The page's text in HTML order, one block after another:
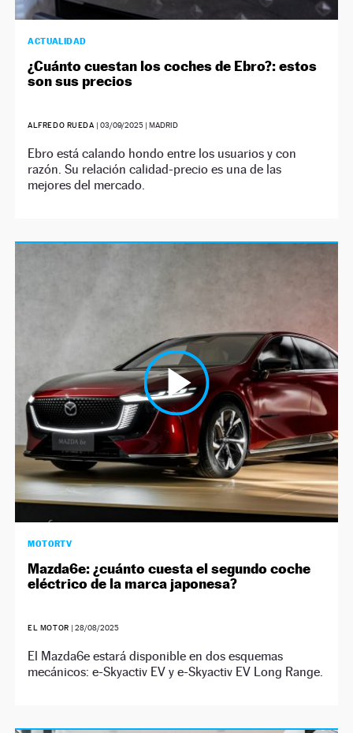
ACTUALIDAD
¿Cuánto cuestan los coches de Ebro?: estos
son sus precios
ALFREDO RUEDA | 03/09/2025| MADRID
Ebro está calando hondo entre los usuarios y con
razón. Su relación calidad-precio es una de las
mejores del mercado.
MOTORTV
Mazda6e: ¿cuánto cuesta el segundo coche
eléctrico de la marca japonesa?
EL MOTOR | 28/08/2025
El Mazda6e estará disponible en dos esquemas
mecánicos: e-Skyactiv EV y e-Skyactiv EV Long Range.